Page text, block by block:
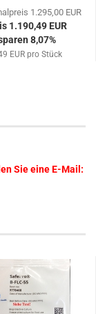
1.295,00 EUR
1.190,49 EUR
8,07%
EUR pro Stück
Sie eine E-Mail: